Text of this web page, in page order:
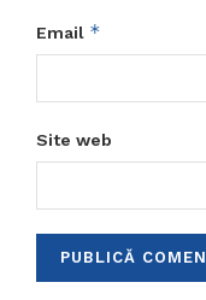
Email *
Site web